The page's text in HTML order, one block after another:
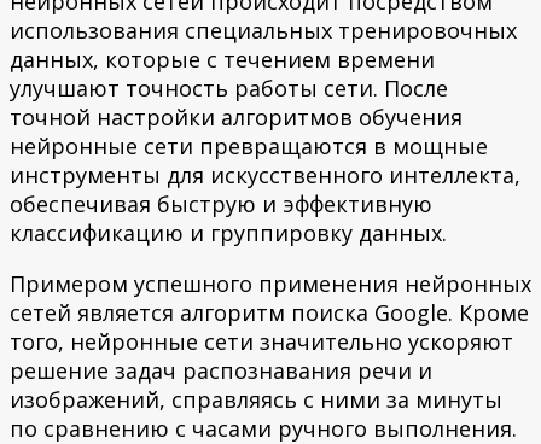
использования специальных тренировочных
данных, которые с течением времени
улучшают точность работы сети. После
точной настройки алгоритмов обучения
нейронные сети превращаются в мощные
инструменты для искусственного интеллекта,
обеспечивая быструю и эффективную
классификацию и группировку данных.
Примером успешного применения нейронных
сетей является алгоритм поиска Google. Кроме
того, нейронные сети значительно ускоряют
решение задач распознавания речи и
изображений, справляясь с ними за минуты
по сравнению с часами ручного выполнения.